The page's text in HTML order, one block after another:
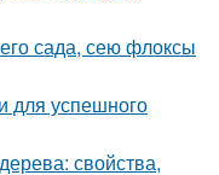
сада, сею флоксы
для успешного
свойства,